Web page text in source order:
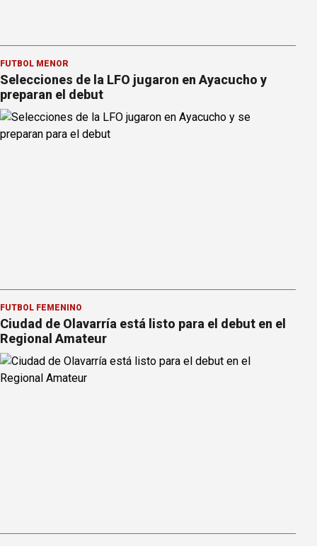
FÚTBOL MENOR
Selecciones de la LFO jugaron en Ayacucho y
preparan el debut
FÚTBOL FEMENINO
Ciudad de Olavarría está listo para el debut en el
Regional Amateur